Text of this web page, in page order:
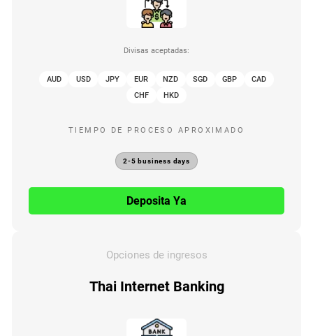
Divisas aceptadas:
AUD USD JPY EUR NZD SGD GBP
CAD
CHF
HKD
TIEMPO DE PROCESO APROXIMADO
2-5 business days
Deposita Ya
Opciones de ingresos
Thai Internet Banking